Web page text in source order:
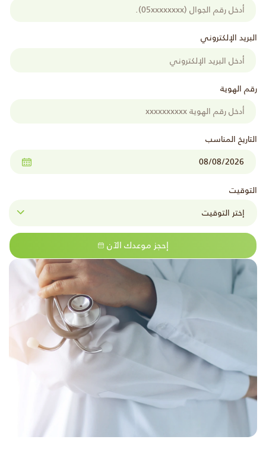
البريد الإلكتروني
رقم الهوية
التاريخ المناسب
التوقيت
إحجز موعدك الآن